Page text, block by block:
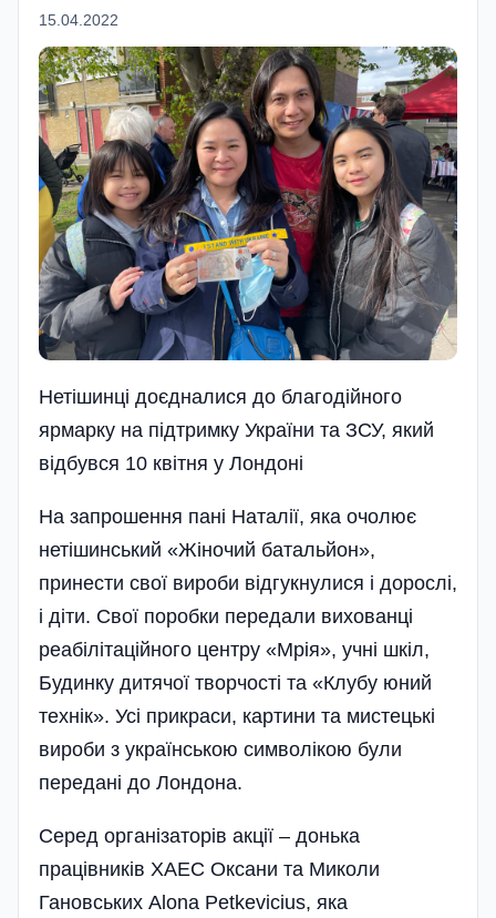
15.04.2022
Нетішинці доєдналися до благодійного
ярмарку на підтримку України та ЗСУ, який
відбувся 10 квітня у Лондоні
На запрошення пані Наталії, яка очолює
нетішин­ський «Жіночий батальйон»,
принести свої вироби відгукнулися і дорослі,
і діти. Свої поробки передали вихованці
реабілітаційного центру «Мрія», учні шкіл,
Будинку дитячої творчості та «Клубу юний
технік». Усі прикраси, картини та мистецькі
вироби з українською символікою були
передані до Лондона.
Серед організаторів акції – донька
працівників ХАЕС Оксани та Миколи
Гановських Alona Petkevicius, яка